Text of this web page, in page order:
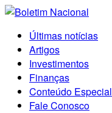
Últimas notícias
Artigos
Investimentos
Finanças
Conteúdo Especial
Fale Conosco